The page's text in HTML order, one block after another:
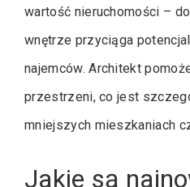
wartość nieruchomości –
wnętrze przyciąga
najemców. Architekt
przestrzeni, co jest
mniejszych mieszkaniach
Jakie są